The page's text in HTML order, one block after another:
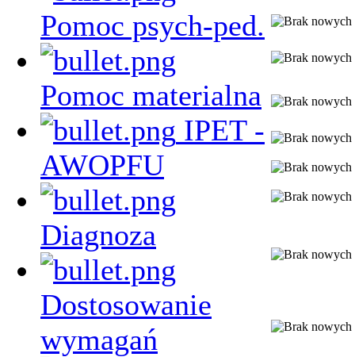
Pomoc psych-ped.
Pomoc materialna
IPET -
AWOPFU
Diagnoza
Dostosowanie
wymagań